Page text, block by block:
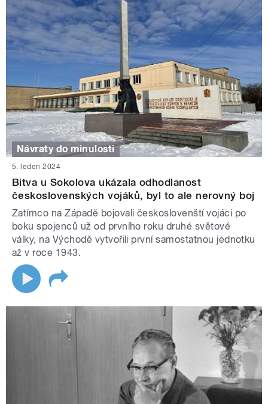
Návraty do minulosti
5. leden 2024
Bitva u Sokolova ukázala odhodlanost
československých vojáků, byl to ale nerovný boj
Zatímco na Západě bojovali českoslovenští vojáci po
boku spojenců už od prvního roku druhé světové
války, na Východě vytvořili první samostatnou jednotku
až v roce 1943.